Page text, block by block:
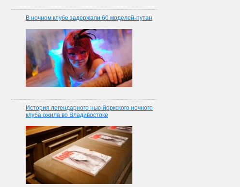
В ночном клубе задержали 60 моделей-путан
История легендарного нью-йоркского ночного
клуба ожила во Владивостоке